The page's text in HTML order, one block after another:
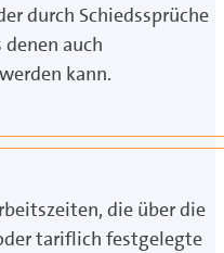
durch Schiedssprüche
denen auch
kann.
die über die
tariflich festgelegte